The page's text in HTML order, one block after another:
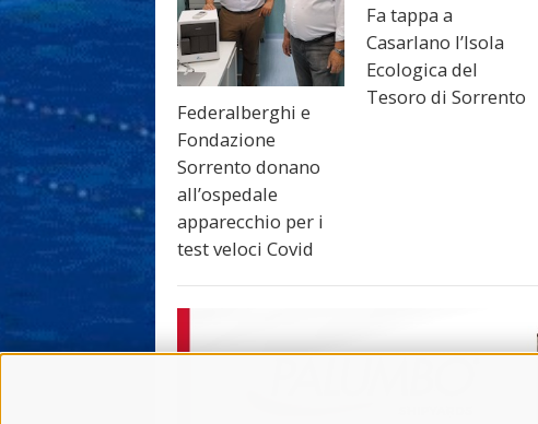
Federalberghi e
Fondazione
Sorrento donano
all’ospedale
apparecchio per i
test veloci Covid
Fa tappa a
Casarlano l’Isola
Ecologica del
Tesoro di Sorrento